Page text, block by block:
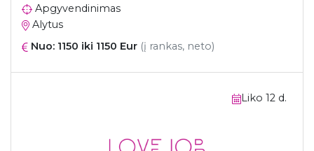
Apgyvendinimas
Alytus
Nuo: 1150 iki 1150 Eur (į rankas, neto)
Liko 12 d.